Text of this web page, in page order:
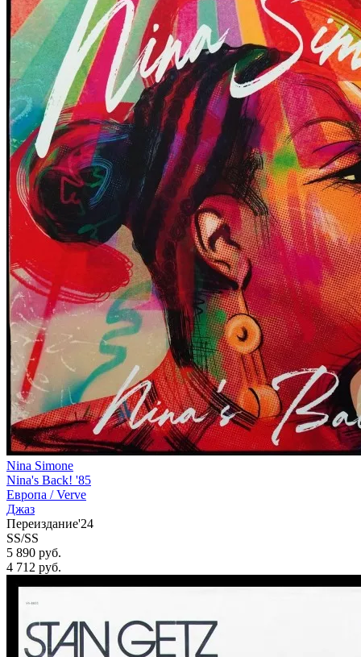
Nina Simone
Nina's Back! '85
Европа /Verve
Джаз
Переиздание'24
SS/SS
5 890 руб.
4 712 руб.